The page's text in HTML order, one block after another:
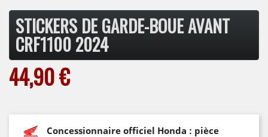
STICKERS DE GARDE-BOUE AVANT
CRF1100 2024
44,90 €
Concessionnaire officiel Honda : pièce